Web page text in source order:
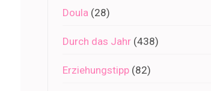
Doula (28)
Durch das Jahr (438)
Erziehungstipp (82)